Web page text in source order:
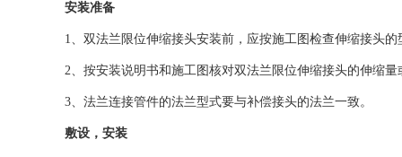
安装准备
1、双法兰限位伸缩接头安装前，应按施工图检查伸缩接头
2、按安装说明书和施工图核对双法兰限位伸缩接头的伸缩
3、法兰连接管件的法兰型式要与补偿接头的法兰一致。
敷设，安装